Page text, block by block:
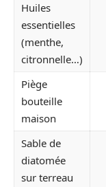
Huiles
essentielles
(menthe,
citronnelle…)
Piège
bouteille
maison
Sable de
diatomée
sur terreau